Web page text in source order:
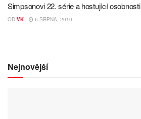
Simpsonovi 22. série a hostující osobnosti
OD VK 6 SRPNA, 2010
Nejnovější